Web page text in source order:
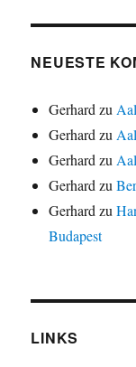
NEUESTE
Gerhard zu
Gerhard zu
Gerhard zu
Gerhard zu
Gerhard zu
Budapest
LINKS